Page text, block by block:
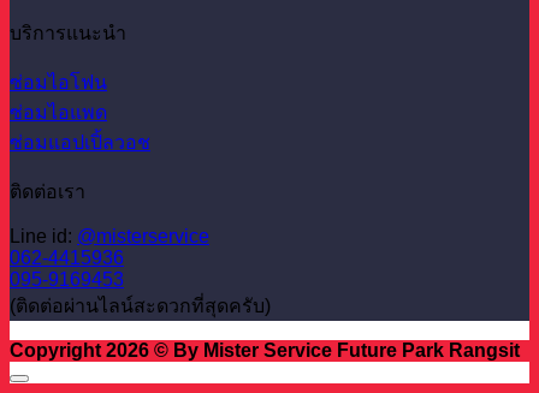
บริการแนะนำ
ซ่อมไอโฟน
ซ่อมไอแพด
ซ่อมแอปเปิ้ลวอช
ติดต่อเรา
Line id: @misterservice
062-4415936
095-9169453
(ติดต่อผ่านไลน์สะดวกที่สุดครับ)
Copyright 2026 © By Mister Service Future Park Rangsit